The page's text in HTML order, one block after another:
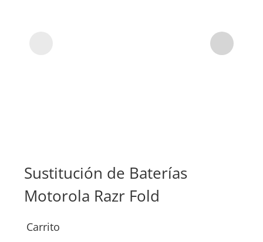
Sustitución de Baterías
Motorola Razr Fold
Carrito